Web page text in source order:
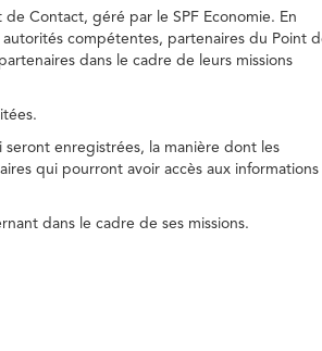
Contact, géré par le SPF Economie. En
compétentes, partenaires du Point
dans le cadre de leurs missions
seront enregistrées, la manière dont les
qui pourront avoir accès aux informations
dans le cadre de ses missions.